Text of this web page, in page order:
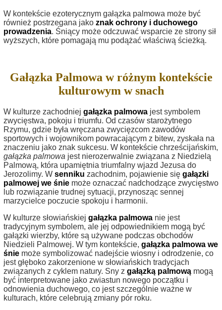
W kontekście ezoterycznym gałązka palmowa może być
również postrzegana jako znak ochrony i duchowego
prowadzenia. Śniący może odczuwać wsparcie ze strony sił
wyższych, które pomagają mu podążać właściwą ścieżką.
Gałązka Palmowa w różnym kontekście
kulturowym w snach
W kulturze zachodniej gałązka palmowa jest symbolem
zwycięstwa, pokoju i triumfu. Od czasów starożytnego
Rzymu, gdzie była wręczana zwycięzcom zawodów
sportowych i wojownikom powracającym z bitew, zyskała na
znaczeniu jako znak sukcesu. W kontekście chrześcijańskim,
gałązka palmowa jest nierozerwalnie związana z Niedzielą
Palmową, która upamiętnia triumfalny wjazd Jezusa do
Jerozolimy. W senniku zachodnim, pojawienie się gałązki
palmowej we śnie może oznaczać nadchodzące zwycięstwo
lub rozwiązanie trudnej sytuacji, przynosząc sennej
marzycielce poczucie spokoju i harmonii.
W kulturze słowiańskiej gałązka palmowa nie jest
tradycyjnym symbolem, ale jej odpowiednikiem mogą być
gałązki wierzby, które są używane podczas obchodów
Niedzieli Palmowej. W tym kontekście, gałązka palmowa we
śnie może symbolizować nadejście wiosny i odrodzenie, co
jest głęboko zakorzenione w słowiańskich tradycjach
związanych z cyklem natury. Sny z gałązką palmową mogą
być interpretowane jako zwiastun nowego początku i
odnowienia duchowego, co jest szczególnie ważne w
kulturach, które celebrują zmiany pór roku.